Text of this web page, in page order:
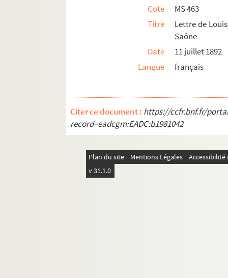
Cote
MS 463
Titre
Lettre de
Saône
Date
11 juillet 1892
Langue
français
Citer ce document : https://ccfr.bnf.fr/
record=eadcgm:EADC:b1981042
Plan du site Mentions Légales
v 31.1.0